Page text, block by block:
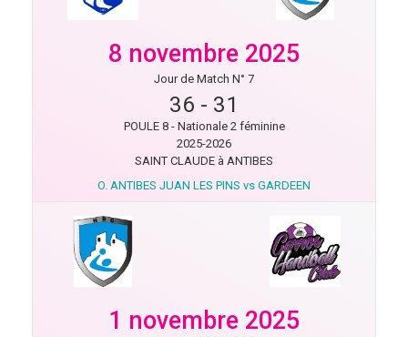
8 novembre 2025
Jour de Match N° 7
36 - 31
POULE 8 - Nationale 2 féminine
2025-2026
SAINT CLAUDE à ANTIBES
O. ANTIBES JUAN LES PINS vs GARDEEN
1 novembre 2025